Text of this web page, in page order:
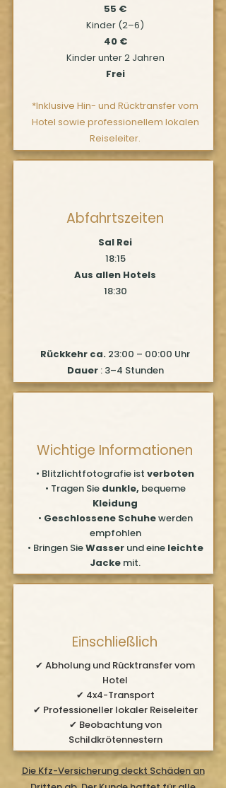
55 €
Kinder (2–6)
40 €
Kinder unter 2 Jahren
Frei
*Inklusive Hin- und Rücktransfer vom
Hotel sowie professionellem lokalen
Reiseleiter.
Abfahrtszeiten
Sal Rei
18:15
Aus allen Hotels
18:30
Rückkehr ca. 23:00 – 00:00 Uhr
Dauer: 3–4 Stunden
Wichtige Informationen
• Blitzlichtfotografie ist verboten
• Tragen Sie dunkle, bequeme
Kleidung
• Geschlossene Schuhewerden
empfohlen
• Bringen SieWasserund eine leichte
Jacke mit.
Einschließlich
✔ Abholung und Rücktransfer vom
Hotel
✔ 4x4-Transport
✔ Professioneller lokaler Reiseleiter
✔ Beobachtung von
Schildkrötennestern
Die Kfz-Versicherung deckt Schäden an